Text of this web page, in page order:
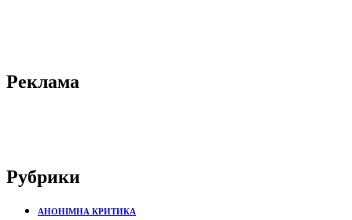
Реклама
Рубрики
АНОНІМНА КРИТИКА